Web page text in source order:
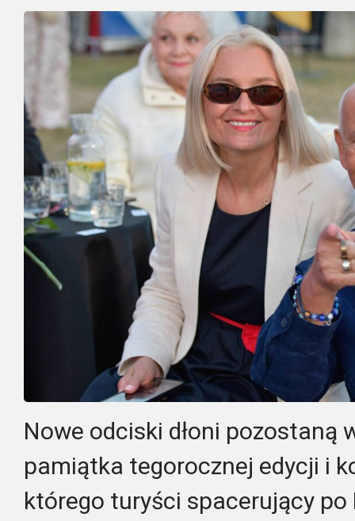
Nowe odciski dłoni pozostaną
pamiątka tegorocznej edycji i
którego turyści spacerujący po